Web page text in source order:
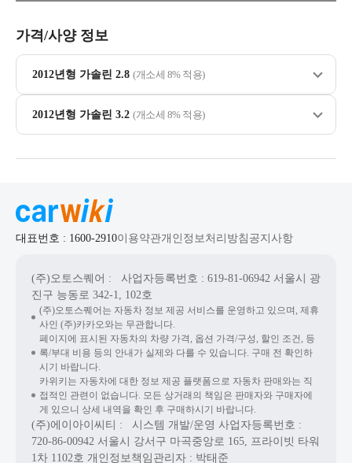
가격/사양 정보
2012년형 가솔린 2.8 (개소세 8% 적용)
2012년형 가솔린 3.2 (개소세 8% 적용)
대표번호 : 1600-2910이용약관개인정보처리방침 공지사항
(주)오토스퀘어 : 사업자등록번호 : 619-81-06942 서울시 광
진구 능동로 342-1, 102호
(주)오토스퀘어는 자동차 정보 제공 서비스를 운영하고 있으며, 제휴
사인 (주)카카오와는 무관합니다.
페이지에 표시된 자동차의 차량 가격, 옵션 가격/구성, 할인 조건, 등
록/부대 비용 등의 안내가 실제와 다를 수 있습니다. 구매 전 확인하
시기 바랍니다.
카위키는 자동차에 대한 정보 제공 플랫폼으로 자동차 판매와는 직
접적인 관련이 없습니다. 모든 상거래의 책임은 판매자와 구매자에
게 있으니 상세 내역을 확인 후 구매하시기 바랍니다.
(주)에이아이씨티 : 시스템 개발/운영 사업자등록번호 :
720-86-00942 서울시 강서구 마곡중앙로 165, 프라이빗 타워
1차 1102호 개인정보책임관리자 : 박태준